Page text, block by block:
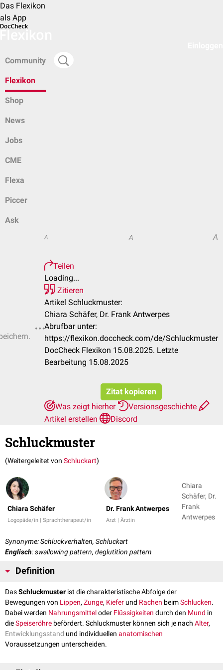
Das Flexikon
als App
Community
Flexikon
Shop
News
Jobs
CME
Flexa
Piccer
Ask
A A A
Teilen
Loading...
Zitieren
Artikel Schluckmuster:
Chiara Schäfer, Dr. Frank Antwerpes
Abrufbar unter:
https://flexikon.doccheck.com/de/Schluckmuster
DocCheck Flexikon 15.08.2025. Letzte
Bearbeitung 15.08.2025
Zitat kopieren
Was zeigt hierher
Versionsgeschichte
Artikel erstellen
Discord
Schluckmuster
(Weitergeleitet von Schluckart)
Chiara Schäfer
Logopäde/in | Sprachtherapeut/in
Dr. Frank Antwerpes
Arzt | Ärztin
Chiara
Schäfer, Dr.
Frank
Antwerpes
Synonyme: Schluckverhalten, Schluckart
Englisch: swallowing pattern, deglutition pattern
Definition
DasSchluckmuster ist die charakteristische Abfolge der
Bewegungen von Lippen, Zunge, Kiefer und Rachen beimSchlucken.
Dabei werden Nahrungsmitteloder Flüssigkeiten durch den Mund in
dieSpeiseröhre befördert. Schluckmuster können sich je nach Alter,
Entwicklungsstand und individuellen anatomischen
Voraussetzungen unterscheiden.